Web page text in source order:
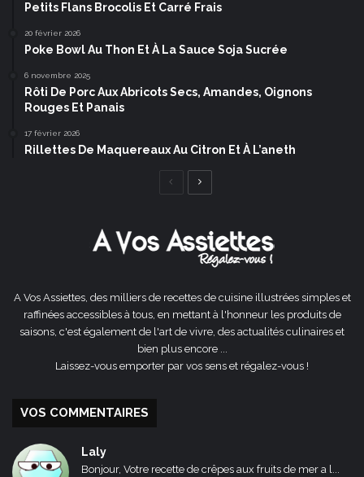
Petits Flans Brocolis Et Carré Frais
20 février 2026
Poke Bowl Au Thon Et À La Sauce Soja Sucrée
6 novembre 2025
Rôti De Porc Aux Abricots Secs, Amandes, Oignons
Rouges Et Panais
17 février 2026
Rillettes De Maquereaux Au Citron Et À L’aneth
Page
A Vos Assiettes, des milliers de recettes de cuisine illustrées simples et
raffinées accessibles à tous, en mettant à l'honneur les produits de
saisons, c'est également de l'art de vivre, des actualités culinaires et
bien plus encore ...
Laissez-vous emporter par vos sens et régalez-vous !
VOS COMMENTAIRES
Laly
Bonjour, Votre recette de crêpes aux fruits de mer a l...